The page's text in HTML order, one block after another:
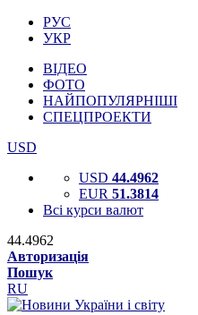
РУС
УКР
ВІДЕО
ФОТО
НАЙПОПУЛЯРНІШІ
СПЕЦПРОЕКТИ
USD
USD 44.4962
EUR 51.3814
Всі курси валют
44.4962
Авторизація
Пошук
RU